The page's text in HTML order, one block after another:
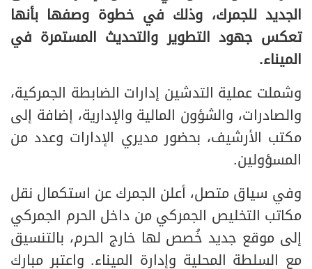
الجديد للجمرك، وذلك في خطوة وصفها بأنها
تعكس جهود التطوير والتحديث المستمرة في
الميناء.
وشملت عملية التدشين إدارات الضابطة الجمركية،
والصادرات، والشؤون المالية والإدارية، إضافة إلى
مكتب الأرشيف، بحضور مديري الإدارات وعدد من
المسؤولين.
وفي سياق متصل، أعلن الجمرك عن استكمال نقل
مكاتب التخليص الجمركي من داخل الحرم الجمركي
إلى موقع جديد خُصص لها خارج الحرم، بالتنسيق
مع السلطة المحلية وإدارة الميناء. واعتبر مبارك